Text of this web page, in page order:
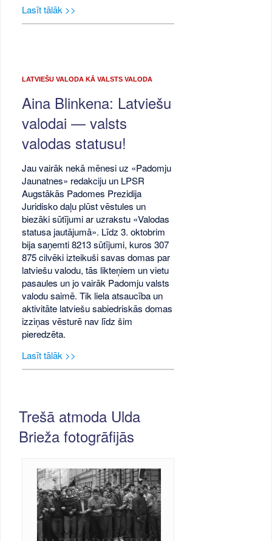
Lasīt tālāk >>
LATVIEŠU VALODA KĀ VALSTS VALODA
Aina Blinkena: Latviešu
valodai — valsts
valodas statusu!
Jau vairāk nekā mēnesi uz «Padomju
Jaunatnes» redakciju un LPSR
Augstākās Padomes Prezidija
Juridisko daļu plūst vēstules un
biezāki sūtījumi ar uzrakstu «Valodas
statusa jautājumā». Līdz 3. oktobrim
bija saņemti 8213 sūtījumi, kuros 307
875 cilvēki izteikuši savas domas par
latviešu valodu, tās likteņiem un vietu
pasaules un jo vairāk Padomju valsts
valodu saimē. Tik liela atsaucība un
aktivitāte latviešu sabiedriskās domas
izziņas vēsturē nav līdz šim
pieredzēta.
Lasīt tālāk >>
Trešā atmoda Ulda
Brieža fotogrāfijās